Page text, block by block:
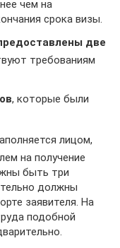
чем на
срока визы.
две
требованиям
, которые были
лицом,
на получение
быть три
должны
заявителя. На
подобной